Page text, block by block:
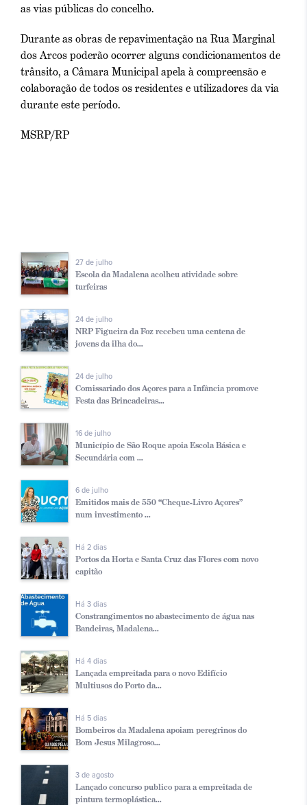
as vias públicas do concelho.
Durante as obras de repavimentação na Rua Marginal
dos Arcos poderão ocorrer alguns condicionamentos de
trânsito, a Câmara Municipal apela à compreensão e
colaboração de todos os residentes e utilizadores da via
durante este período.
MSRP/RP
27 de julho
Escola da Madalena acolheu atividade sobre
turfeiras
24 de julho
NRP Figueira da Foz recebeu uma centena de
jovens da ilha do...
24 de julho
Comissariado dos Açores para a Infância promove
Festa das Brincadeiras...
16 de julho
Município de São Roque apoia Escola Básica e
Secundária com ...
6 de julho
Emitidos mais de 550 “Cheque-Livro Açores”
num investimento ...
Há 2 dias
Portos da Horta e Santa Cruz das Flores com novo
capitão
Há 3 dias
Constrangimentos no abastecimento de água nas
Bandeiras, Madalena...
Há 4 dias
Lançada empreitada para o novo Edifício
Multiusos do Porto da...
Há 5 dias
Bombeiros da Madalena apoiam peregrinos do
Bom Jesus Milagroso...
3 de agosto
Lançado concurso publico para a empreitada de
pintura termoplástica...